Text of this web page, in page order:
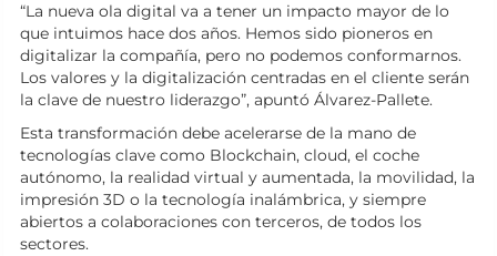
“La nueva ola digital va a tener un impacto mayor de lo
que intuimos hace dos años. Hemos sido pioneros en
digitalizar la compañía, pero no podemos conformarnos.
Los valores y la digitalización centradas en el cliente serán
la clave de nuestro liderazgo”, apuntó Álvarez-Pallete.
Esta transformación debe acelerarse de la mano de
tecnologías clave como Blockchain, cloud, el coche
autónomo, la realidad virtual y aumentada, la movilidad, la
impresión 3D o la tecnología inalámbrica, y siempre
abiertos a colaboraciones con terceros, de todos los
sectores.